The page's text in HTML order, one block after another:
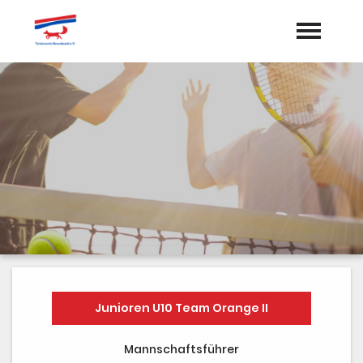
Startseite
Termine
Vorstand
Dokumente
Sponsoren
Mannschaften
Galerie
Junioren U10 Team Orange II
Mannschaftsführer